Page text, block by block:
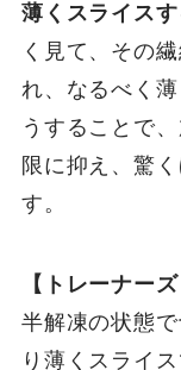
薄くスライスす
く見て、その
れ、なるべく
うすることで
限に抑え、驚
す。
【トレーナーズ
半解凍の状態
り薄くスライ